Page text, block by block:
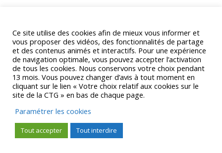
Ce site utilise des cookies afin de mieux vous informer et
vous proposer des vidéos, des fonctionnalités de partage
et des contenus animés et interactifs. Pour une expérience
de navigation optimale, vous pouvez accepter l’activation
de tous les cookies. Nous conservons votre choix pendant
13 mois. Vous pouvez changer d’avis à tout moment en
cliquant sur le lien « Votre choix relatif aux cookies sur le
site de la CTG » en bas de chaque page.
Paramétrer les cookies
Tout accepter Tout interdire